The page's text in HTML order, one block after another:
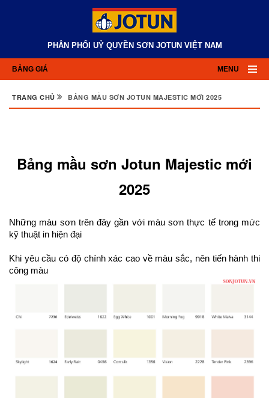
PHÂN PHỐI UỶ QUYỀN SƠN JOTUN VIỆT NAM
MENU
BẢNG GIÁ
TRANG CHỦ BẢNG MẦU SƠN JOTUN MAJESTIC MỚI 2025
Bảng mầu sơn Jotun Majestic mới
2025
Những màu sơn trên đây gần với màu sơn thực tế trong mức
kỹ thuật in hiện đại
Khi yêu cầu có độ chính xác cao về màu sắc, nên tiến hành thi
công màu